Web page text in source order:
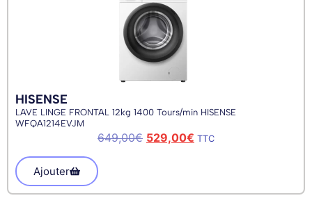
HISENSE
LAVE LINGE FRONTAL 12kg 1400 Tours/min HISENSE
WFQA1214EVJM
649,00€ 529,00€ TTC
Ajouter